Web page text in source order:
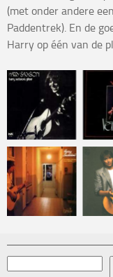
(met onder andere
Paddentrek). En de
Harry op één van de